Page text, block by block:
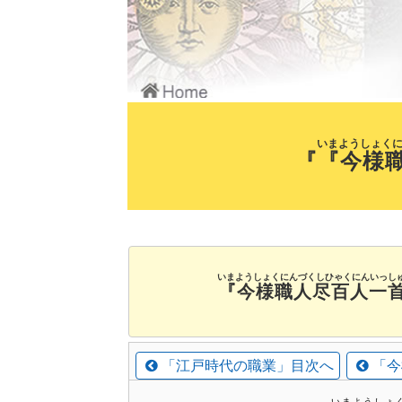
『 『今様
いまようしょく
『今様職人尽百人一
いまようしょくにんづくしひゃくにんいっし
「江戸時代の職業」目次へ 「